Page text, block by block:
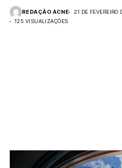
REDAÇÃO ACNE 21 DE FEVEREIRO
125 VISUALIZAÇÕES